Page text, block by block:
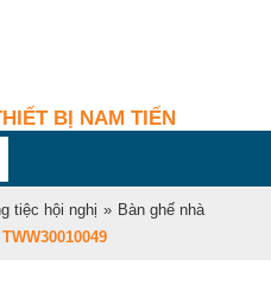
BỊ NAM TIẾN
tiệc hội nghị » Bàn ghế nhà